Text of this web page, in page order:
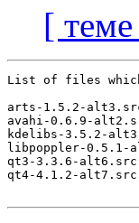
[
List of files which
arts-1.5.2-
avahi-0.6.9-
kdelibs-3.5.2-
libpoppler-0.5.1-
qt3-3.3.6-
qt4-4.1.2-